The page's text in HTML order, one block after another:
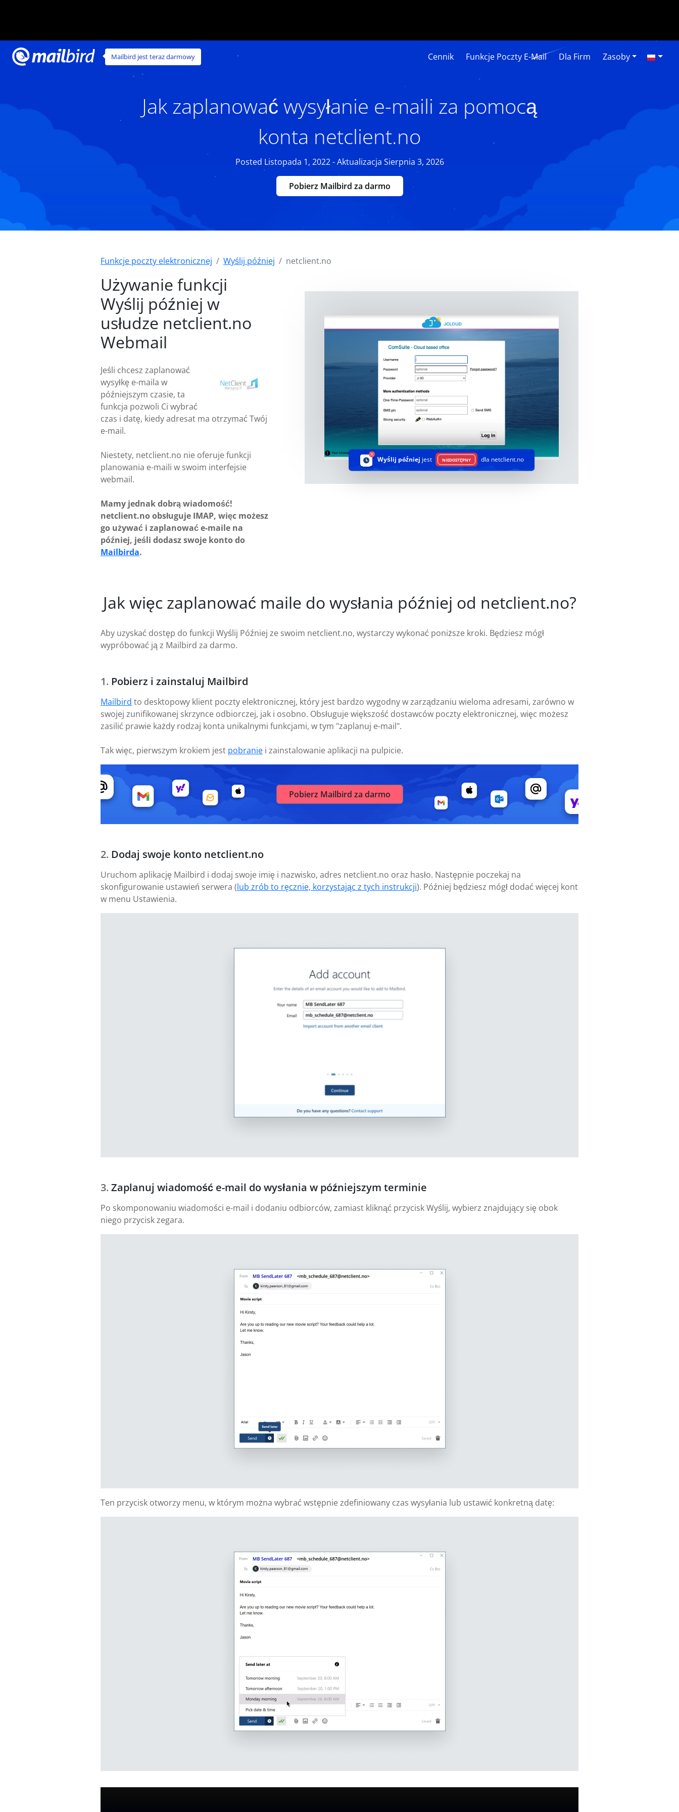
Mailbird jest teraz darmowy Cennik Funkcje Poczty E-Mail Dla Firm Zasoby
Jak zaplanować wysyłanie e-maili za pomocą
konta netclient.no
Posted Listopada 1, 2022 - Aktualizacja Sierpnia 3, 2026
Pobierz Mailbird za darmo
Funkcje poczty elektronicznej Wyślij później netclient.no
Używanie funkcji
Wyślij później w
usłudze netclient.no
Webmail
Jeśli chcesz zaplanować
wysyłkę e-maila w
późniejszym czasie, ta
funkcja pozwoli Ci wybrać
czas i datę, kiedy adresat ma otrzymać Twój
e-mail.
Niestety, netclient.no nie oferuje funkcji
planowania e-maili w swoim interfejsie
webmail.
Mamy jednak dobrą wiadomość!
netclient.no obsługuje IMAP, więc możesz
go używać i zaplanować e-maile na
później, jeśli dodasz swoje konto do
Mailbirda.
Wyślij później jest NIEDOSTĘPNY dla netclient.no
Jak więc zaplanować maile do wysłania później od netclient.no?
Aby uzyskać dostęp do funkcji Wyślij Później ze swoim netclient.no, wystarczy wykonać poniższe kroki. Będziesz mógł
wypróbować ją z Mailbird za darmo.
Pobierz i zainstaluj Mailbird
Mailbird to desktopowy klient poczty elektronicznej, który jest bardzo wygodny w zarządzaniu wieloma adresami, zarówno w
swojej zunifikowanej skrzynce odbiorczej, jak i osobno. Obsługuje większość dostawców poczty elektronicznej, więc możesz
zasilić prawie każdy rodzaj konta unikalnymi funkcjami, w tym "zaplanuj e-mail".
Tak więc, pierwszym krokiem jest pobranie i zainstalowanie aplikacji na pulpicie.
Pobierz Mailbird za darmo
Dodaj swoje konto netclient.no
Uruchom aplikację Mailbird i dodaj swoje imię i nazwisko, adres netclient.no oraz hasło. Następnie poczekaj na
skonfigurowanie ustawień serwera (lub zrób to ręcznie, korzystając z tych instrukcji). Później będziesz mógł dodać więcej kont
w menu Ustawienia.
Zaplanuj wiadomość e-mail do wysłania w późniejszym terminie
Po skomponowaniu wiadomości e-mail i dodaniu odbiorców, zamiast kliknąć przycisk Wyślij, wybierz znajdujący się obok
niego przycisk zegara.
Ten przycisk otworzy menu, w którym można wybrać wstępnie zdefiniowany czas wysyłania lub ustawić konkretną datę: